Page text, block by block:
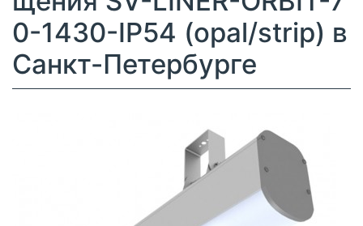
0-1430-IP54 (opal/strip) в
Санкт-Петербурге